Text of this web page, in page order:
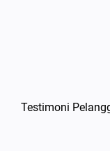
Testimoni